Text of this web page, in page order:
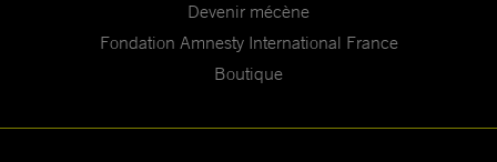
Devenir mécène
Fondation Amnesty International France
Boutique